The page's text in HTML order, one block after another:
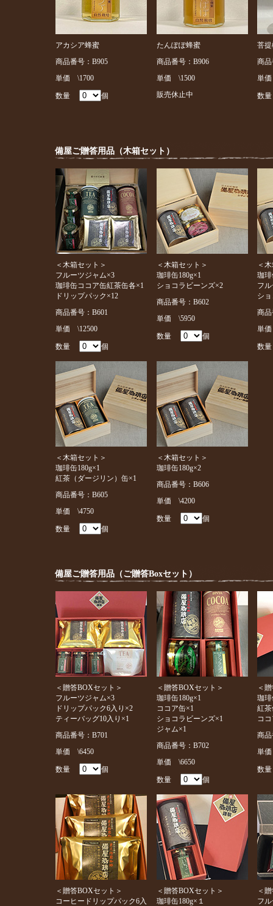
アカシア蜂蜜
商品番号：B905
単価 \1700
数量 個
たんぽぽ蜂蜜
商品番号：B906
単価 \1500
販売休止中
菩
商
単
数
備屋ご贈答用品（木箱セット）
＜木箱セット＞
フルーツジャム×3
珈琲缶ココア缶紅茶缶各×1
ドリップパック×12
商品番号：B601
単価 \12500
数量 個
＜木箱セット＞
珈琲缶180g×1
ショコラビーンズ×2
商品番号：B602
単価 \5950
数量 個
＜
珈琲
フ
シ
商
単
数
＜木箱セット＞
珈琲缶180g×1
紅茶（ダージリン）缶×1
商品番号：B605
単価 \4750
数量 個
＜木箱セット＞
珈琲缶180g×2
商品番号：B606
単価 \4200
数量 個
備屋ご贈答用品（ご贈答Boxセット）
＜贈答BOXセット＞
フルーツジャム×3
ドリップパック6入り×2
ティーバッグ10入り×1
商品番号：B701
単価 \6450
数量 個
＜贈答BOXセット＞
珈琲缶180g×1
ココア缶×1
ショコラビーンズ×1
ジャム×1
商品番号：B702
単価 \6650
数量 個
＜
珈琲
紅茶
コ
商
単
数
＜贈答BOXセット＞
コーヒードリップパック6入
＜贈答BOXセット＞
珈琲缶180g×１
＜
フ